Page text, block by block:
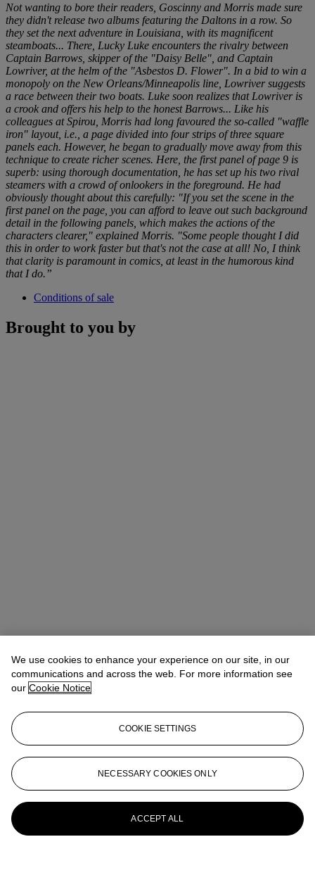
Not wanting to bore their readers, Goscinny and Morris made sure
they didn't release two albums featuring the Daltons in a row. So
they set the next adventure in Louisiana, with its magnificent
steamboats... There, Lucky Luke encounters the rivalry between
Captain Barrows, skipper of the "Daisy Belle", and Captain
Lowriver, at the helm of the "Asbestos D. Flower". In a bid to win a
monopoly on the New Orleans/Minneapolis line, Lowriver suggests
a race between their two boats. Luke soon realizes that Lowriver is
a crook and offers his help to the honest Barrows... Like his
colleagues at Spirou, Morris had long favoured the so-called "waffle
iron" layout, i.e., a page divided into four strips of three square
panels each. However, he began to gradually move away from this
technique to create richer scenes. Here, the first panel of page 9 is
superb: using thorough documentation, he has set up his two rival
steamers with a crowd of onlookers in the foreground. He had
obviously thought about this carefully: "If you set the scene in the
first panel on the page, you can afford to leave out such background
detail in the following panels, which makes the actions of the
characters clearer," explained Morris. "Some people thought I did
this in order to work faster but that's not the case at all! No, I think
that clarity is paramount in comics, at least in the humorous kind
that I do.”
Conditions of sale
Brought to you by
Vincent BelloySpecialist
Check the condition report or get in touch for additional information
about this
vbelloy@christies.com
+33 (0) 1 40 76 84 39
Sign in
View Condition Report
More fromMorris : l'homme qui créa
Lucky Luke
We use cookies to enhance your experience on our site, in our
communications and across the web. For more information see
our Cookie Notice
COOKIE SETTINGS
NECESSARY COOKIES ONLY
ACCEPT ALL